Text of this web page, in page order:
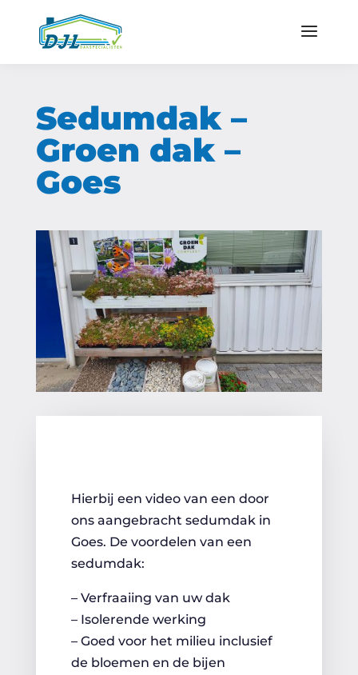
Sedumdak –
Groen dak –
Goes
Hierbij een video van een door
ons aangebracht sedumdak in
Goes. De voordelen van een
sedumdak:
– Verfraaiing van uw dak
– Isolerende werking
– Goed voor het milieu inclusief
de bloemen en de bijen